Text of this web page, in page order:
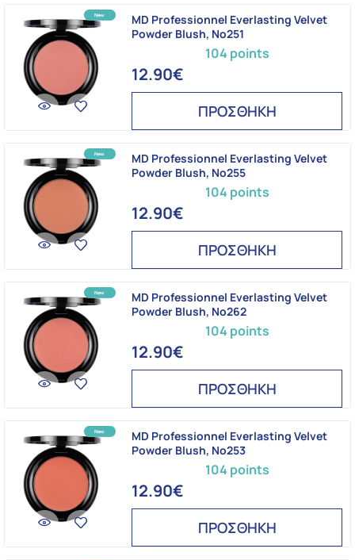
104 points
MD Professionnel Everlasting Velvet
Powder Blush, Νο251
12.90€
ΠΡΟΣΘΗΚΗ
104 points
MD Professionnel Everlasting Velvet
Powder Blush, Νο255
12.90€
ΠΡΟΣΘΗΚΗ
104 points
MD Professionnel Everlasting Velvet
Powder Blush, Νο262
12.90€
ΠΡΟΣΘΗΚΗ
104 points
MD Professionnel Everlasting Velvet
Powder Blush, Νο253
12.90€
ΠΡΟΣΘΗΚΗ